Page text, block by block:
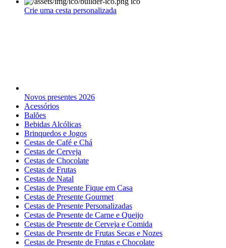
Crie uma cesta personalizada
Novos presentes 2026
Acessórios
Balões
Bebidas Alcólicas
Brinquedos e Jogos
Cestas de Café e Chá
Cestas de Cerveja
Cestas de Chocolate
Cestas de Frutas
Cestas de Natal
Cestas de Presente Fique em Casa
Cestas de Presente Gourmet
Cestas de Presente Personalizadas
Cestas de Presente de Carne e Queijo
Cestas de Presente de Cerveja e Comida
Cestas de Presente de Frutas Secas e Nozes
Cestas de Presente de Frutas e Chocolate